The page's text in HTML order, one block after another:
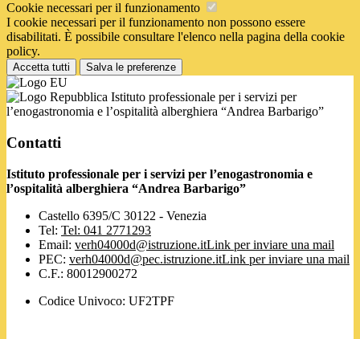
Cookie necessari per il funzionamento
I cookie necessari per il funzionamento non possono essere
disabilitati. È possibile consultare l'elenco nella pagina della cookie
policy.
Accetta tutti Salva le preferenze
Istituto professionale per i servizi per
l’enogastronomia e l’ospitalità alberghiera “Andrea Barbarigo”
Contatti
Istituto professionale per i servizi per l’enogastronomia e
l’ospitalità alberghiera “Andrea Barbarigo”
Castello 6395/C 30122 - Venezia
Tel: Tel: 041 2771293
Email: verh04000d@istruzione.itLink per inviare una mail
PEC: verh04000d@pec.istruzione.itLink per inviare una mail
C.F.: 80012900272
Codice Univoco: UF2TPF